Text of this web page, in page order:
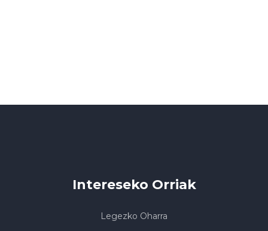
Intereseko Orriak
Legezko Oharra